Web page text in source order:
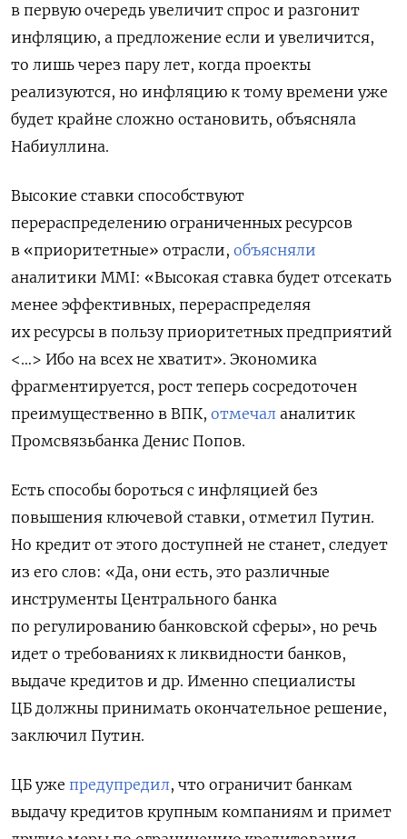
в первую очередь увеличит спрос и разгонит
инфляцию, а предложение если и увеличится,
то лишь через пару лет, когда проекты
реализуются, но инфляцию к тому времени уже
будет крайне сложно остановить, объясняла
Набиуллина.
Высокие ставки способствуют
перераспределению ограниченных ресурсов
в «приоритетные» отрасли, объясняли
аналитики MMI: «Высокая ставка будет отсекать
менее эффективных, перераспределяя
их ресурсы в пользу приоритетных предприятий
<…> Ибо на всех не хватит». Экономика
фрагментируется, рост теперь сосредоточен
преимущественно в ВПК, отмечал аналитик
Промсвязьбанка Денис Попов.
Есть способы бороться с инфляцией без
повышения ключевой ставки, отметил Путин.
Но кредит от этого доступней не станет, следует
из его слов: «Да, они есть, это различные
инструменты Центрального банка
по регулированию банковской сферы», но речь
идет о требованиях к ликвидности банков,
выдаче кредитов и др. Именно специалисты
ЦБ должны принимать окончательное решение,
заключил Путин.
ЦБ уже предупредил, что ограничит банкам
выдачу кредитов крупным компаниям и примет